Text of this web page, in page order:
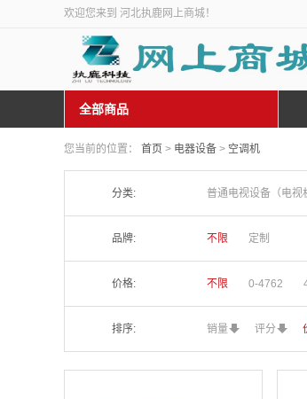
欢迎您来到 河北执鹿网上商城！
全部商品
您当前的位置： 首页 > 电器设备 > 空调机
分类: 普通电视设备（电视
品牌: 不限 定制
价格: 不限 0-4762
排序: 销量 评分